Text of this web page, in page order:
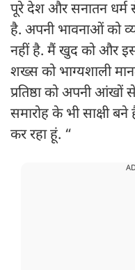
पूरे देश और सनातन धर्म
है. अपनी भावनाओं को
नहीं है. मैं खुद को और इस
शख्स को भाग्यशाली
प्रतिष्ठा को अपनी
समारोह के भी साक्षी
कर रहा हूं. “